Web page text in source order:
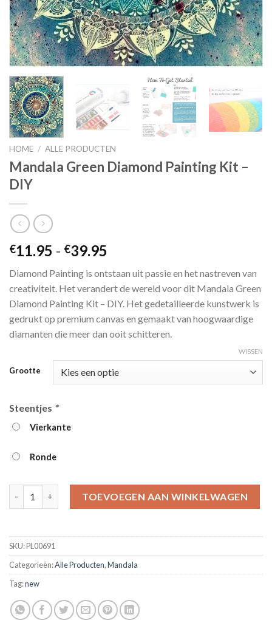
HOME / ALLE PRODUCTEN
Mandala Green Diamond Painting Kit –
DIY
€11.95 - €39.95
tot
€39.95
Diamond Painting is ontstaan ​​uit passie en het nastreven van
creativiteit. Het verandert de wereld voor dit Mandala Green
Diamond Painting Kit – DIY. Het gedetailleerde kunstwerk is
gedrukt op premium canvas en gemaakt van hoogwaardige
diamanten die meer dan ooit schitteren.
Grootte
WISSEN
Steentjes *
Vierkante
Ronde
TOEVOEGEN AAN WINKELWAGEN
SKU:PL00691
Categorieën:Alle Producten,Mandala
Tag:new